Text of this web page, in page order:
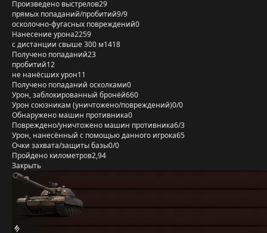
Произведено выстрелов29
прямых попаданий/пробитий9/9
осколочно-фугасных повреждений0
Нанесение урона2259
с дистанции свыше 300 м1418
Получено попаданий23
пробитий12
не нанёсших урон11
Получено попаданий осколками0
Урон, заблокированный бронёй660
Урон союзникам (уничтожено/повреждений)0/0
Обнаружено машин противника0
Повреждено/уничтожено машин противника6/3
Урон, нанесённый с помощью данного игрока65
Очки захвата/защиты базы0/0
Пройдено километров2,94
Закрыть